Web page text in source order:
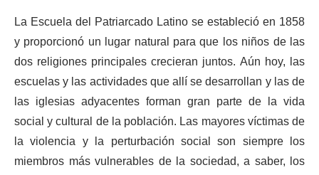
La Escuela del Patriarcado Latino se estableció en 1858
y proporcionó un lugar natural para que los niños de las
dos religiones principales crecieran juntos. Aún hoy, las
escuelas y las actividades que allí se desarrollan y las de
las iglesias adyacentes forman gran parte de la vida
social y cultural de la población. Las mayores víctimas de
la violencia y la perturbación social son siempre los
miembros más vulnerables de la sociedad, a saber, los